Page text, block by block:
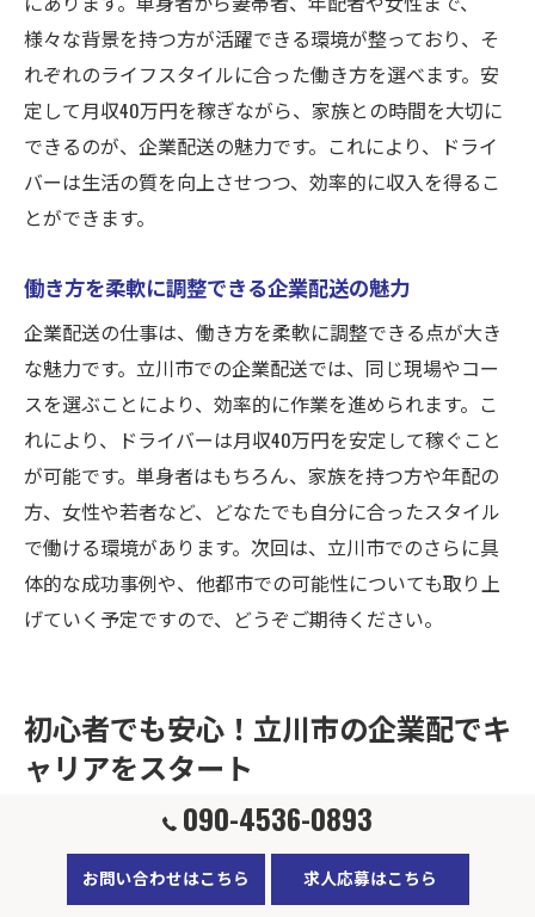
様々な背景を持つ方が活躍できる環境が整っており、そ
れぞれのライフスタイルに合った働き方を選べます。安
定して月収40万円を稼ぎながら、家族との時間を大切に
できるのが、企業配送の魅力です。これにより、ドライ
バーは生活の質を向上させつつ、効率的に収入を得るこ
とができます。
働き方を柔軟に調整できる企業配送の魅力
企業配送の仕事は、働き方を柔軟に調整できる点が大き
な魅力です。立川市での企業配送では、同じ現場やコー
スを選ぶことにより、効率的に作業を進められます。こ
れにより、ドライバーは月収40万円を安定して稼ぐこと
が可能です。単身者はもちろん、家族を持つ方や年配の
方、女性や若者など、どなたでも自分に合ったスタイル
で働ける環境があります。次回は、立川市でのさらに具
体的な成功事例や、他都市での可能性についても取り上
げていく予定ですので、どうぞご期待ください。
初心者でも安心！立川市の企業配でキ
ャリアをスタート
未経験者歓迎！企業配送の学び方
立川市で企業配送ドライバーとして働くことを考える
090-4536-0893
お問い合わせはこちら 求人応募はこちら